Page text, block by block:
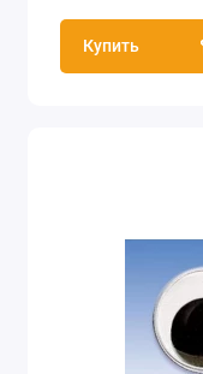
Купить